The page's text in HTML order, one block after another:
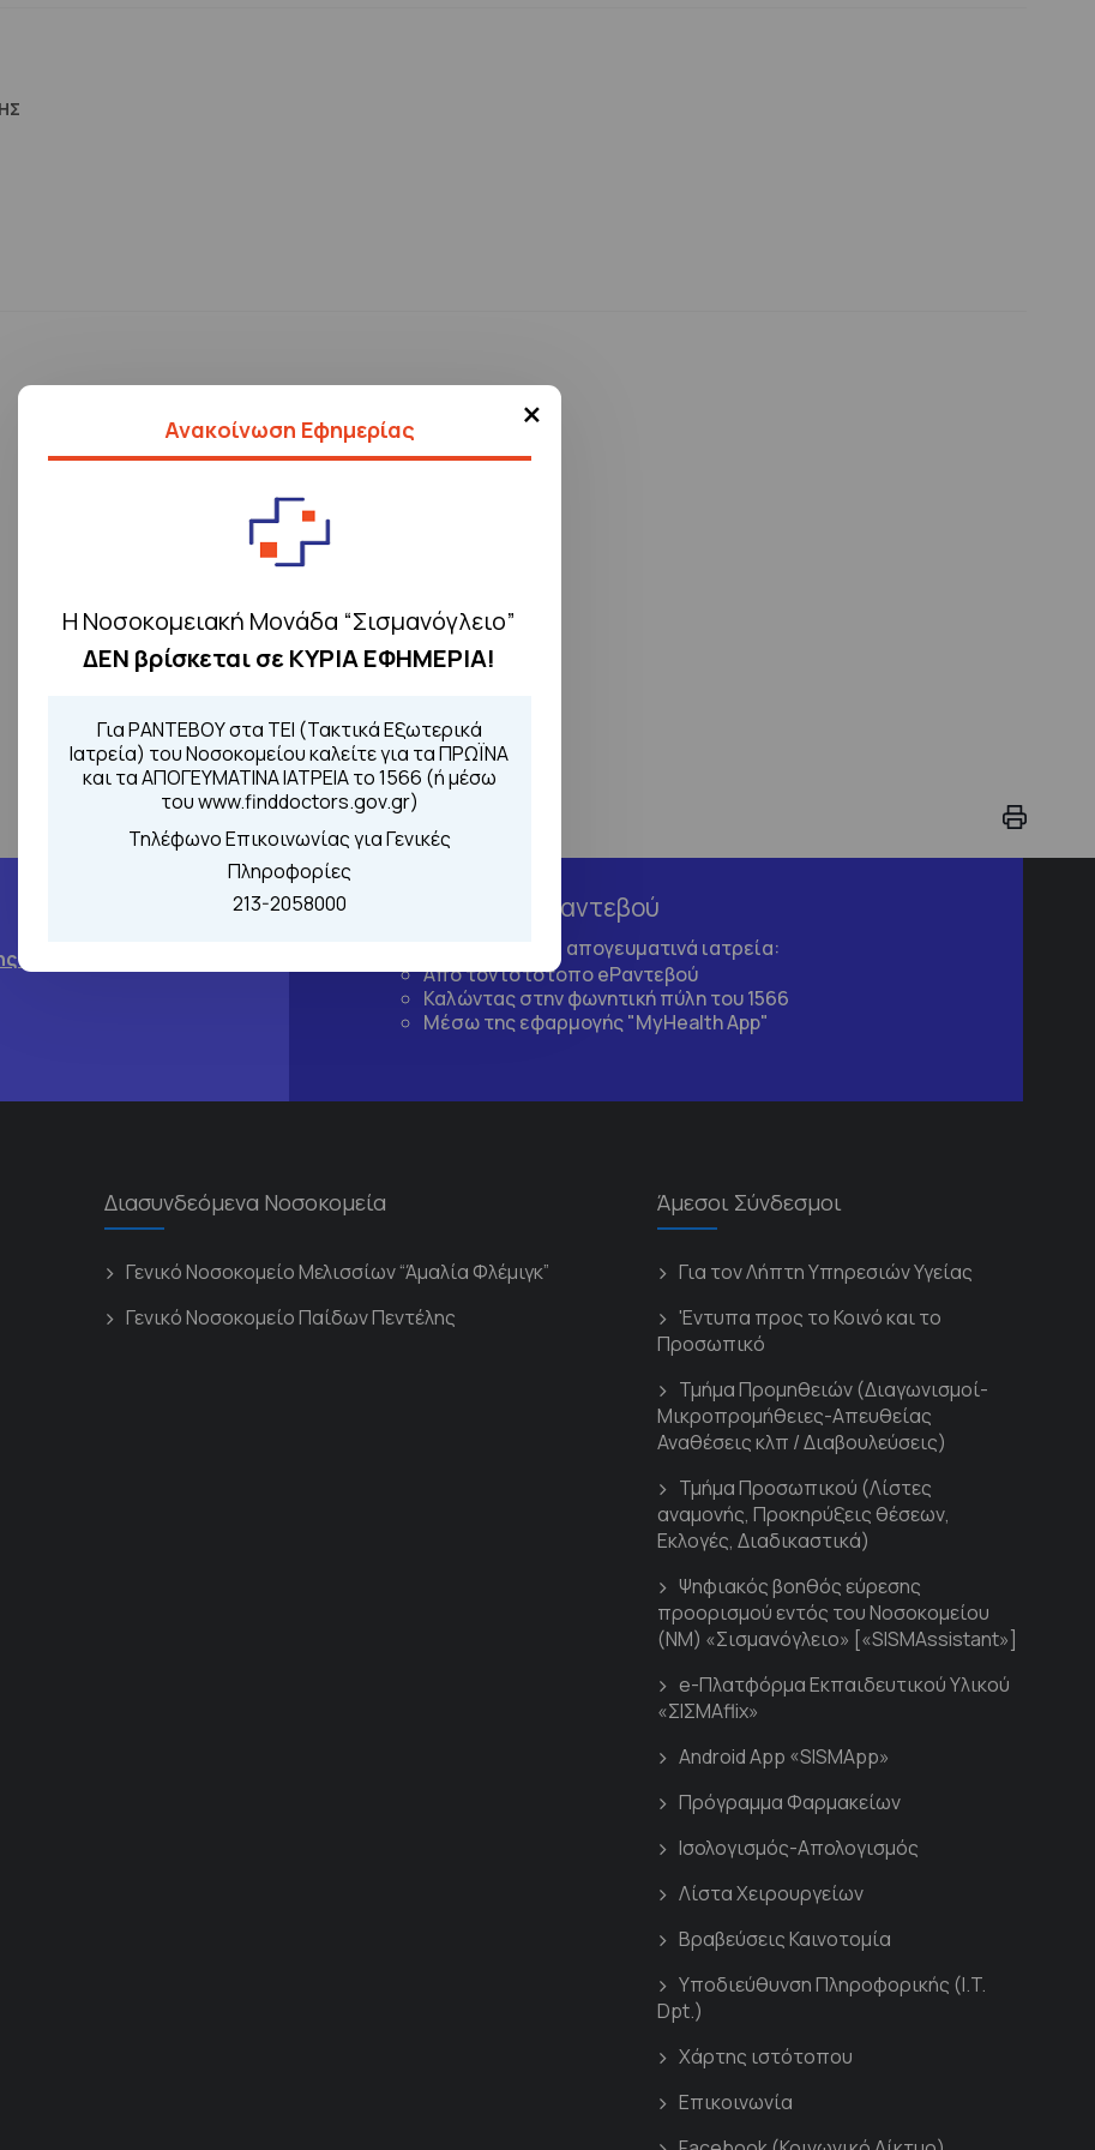
×
Ανακοίνωση Εφημερίας
Η Νοσοκομειακή Μονάδα “Σισμανόγλειο”
ΔΕΝ βρίσκεται σε ΚΥΡΙΑ ΕΦΗΜΕΡΙΑ!
Για ΡΑΝΤΕΒΟΥ στα ΤΕΙ (Τακτικά Εξωτερικά
Ιατρεία) του Νοσοκομείου καλείτε για τα ΠΡΩΪΝΑ
και τα ΑΠΟΓΕΥΜΑΤΙΝΑ ΙΑΤΡΕΙΑ το 1566 (ή μέσω
του www.finddoctors.gov.gr)
Τηλέφωνο Επικοινωνίας για Γενικές
Πληροφορίες
213-2058000
Περιοχής
Τηλέφωνα για Ραντεβού
Για τα πρωινά και τα απογευματινά ιατρεία:
Από τον ιστότοποeΡαντεβού
Καλώντας στην φωνητική πύλη του 1566
Μέσω της εφαρμογής "MyHealth App"
Διασυνδεόμενα Νοσοκομεία
Γενικό Νοσοκομείο Μελισσίων “Άμαλία Φλέμιγκ”
Γενικό Νοσοκομείο Παίδων Πεντέλης
Άμεσοι Σύνδεσμοι
Για τον Λήπτη Υπηρεσιών Υγείας
'Εντυπα προς το Κοινό και το
Προσωπικό
Τμήμα Προμηθειών (Διαγωνισμοί-
Μικροπρομήθειες-Απευθείας
Αναθέσεις κλπ / Διαβουλεύσεις)
Τμήμα Προσωπικού (Λίστες
αναμονής, Προκηρύξεις θέσεων,
Εκλογές, Διαδικαστικά)
Ψηφιακός βοηθός εύρεσης
προορισμού εντός του Νοσοκομείου
(ΝΜ) «Σισμανόγλειο» [«SISMAssistant»]
e-Πλατφόρμα Εκπαιδευτικού Υλικού
«ΣΙΣΜΑflix»
Android App «SISMApp»
Πρόγραμμα Φαρμακείων
Ισολογισμός-Απολογισμός
Λίστα Χειρουργείων
Βραβεύσεις Καινοτομία
Υποδιεύθυνση Πληροφορικής (I.T.
Dpt.)
Χάρτης ιστότοπου
Επικοινωνία